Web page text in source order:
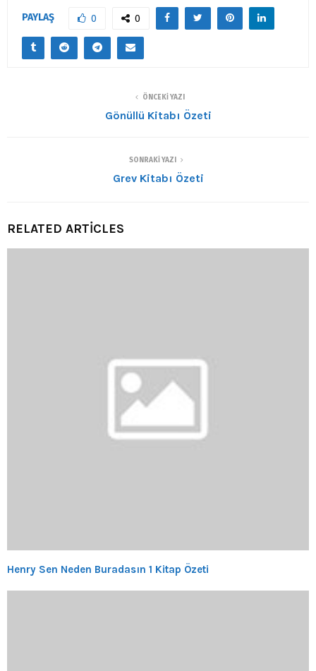
PAYLAŞ 0 0
ÖNCEKI YAZI
Gönüllü Kitabı Özeti
SONRAKI YAZI
Grev Kitabı Özeti
RELATED ARTICLES
Henry Sen Neden Buradasın 1 Kitap Özeti